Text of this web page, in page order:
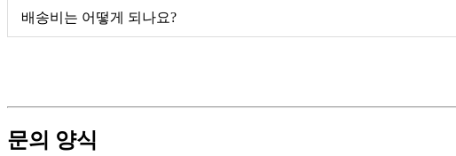
배송비는 어떻게 되나요?
문의 양식